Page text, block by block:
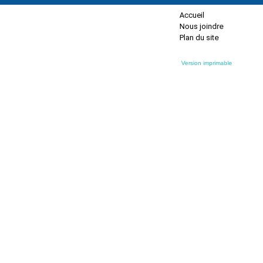
Accueil
Nous joindre
Plan du site
Version imprimable